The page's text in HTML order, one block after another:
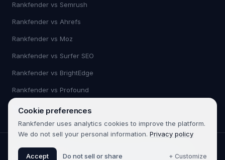
Rankfender vs Semrush
Rankfender vs Ahrefs
Rankfender vs Moz
Rankfender vs Surfer SEO
Rankfender vs BrightEdge
Rankfender vs Profound
Voir tout →
©2026Rankfender.
produit de 361SEO.
Cookie preferences
Rankfender uses analytics cookies to improve the platform.
We do not sell your personal information. Privacy policy
Accept Do not sell or share + Customize